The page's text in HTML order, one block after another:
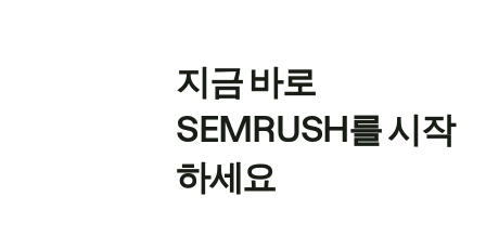
지금 바로
SEMRUSH를 시작
하세요